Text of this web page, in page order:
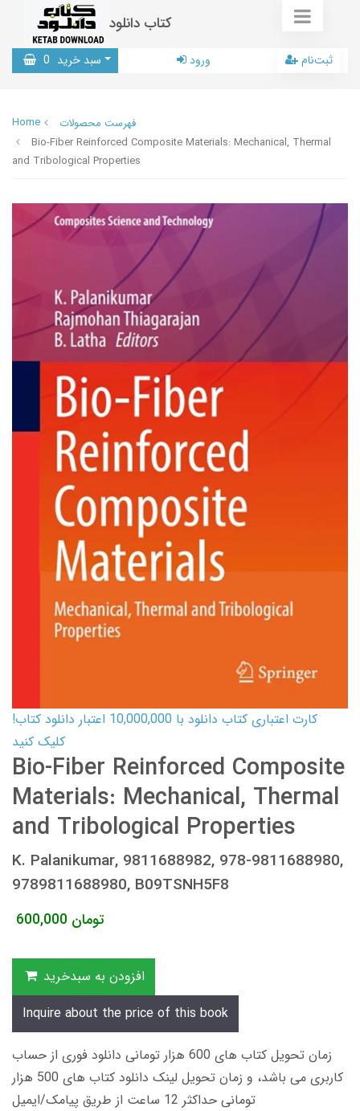
کتاب دانلود
سبد خرید 0 ورود ثبت‌نام
Home
فهرست محصولات
Bio-Fiber Reinforced Composite Materials: Mechanical, Thermal
and Tribological Properties
کارت اعتباری کتاب دانلود با 10,000,000 اعتبار دانلود کتاب!
کلیک کنید
Bio-Fiber Reinforced Composite
Materials: Mechanical, Thermal
and Tribological Properties
K. Palanikumar, 9811688982, 978-9811688980,
9789811688980, B09TSNH5F8
600,000 تومان
افزودن به سبدخرید
Inquire about the price of this book
زمان تحویل کتاب های 600 هزار تومانی دانلود فوری از حساب
کاربری می باشد، و زمان تحویل لینک دانلود کتاب های 500 هزار
تومانی حداکثر 12 ساعت از طریق پیامک/ایمیل